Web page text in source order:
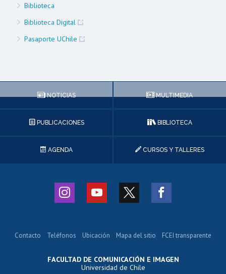
Biblioteca
Biblioteca Digital
Pasaporte UChile
NOTICIAS MULTIMEDIA
PUBLICACIONES BIBLIOTECA
AGENDA CURSOS Y TALLERES
FACULTAD DE COMUNICACIÓN E IMAGEN
Universidad de Chile
Contacto Teléfonos Ubicación Mapa del sitio FCEI transparente